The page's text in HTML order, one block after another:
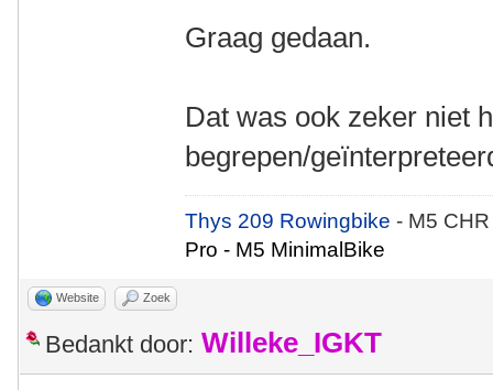
Graag gedaan.
Dat was ook zeker niet
begrepen/
Thys 209 Rowingbike- M5
Pro - M5 MinimalBike
Website Zoek
Bedankt door: Willeke_IGKT